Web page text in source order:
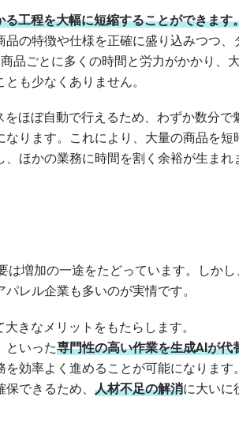
工程を大幅に短縮することができます
の特徴や仕様を正確に盛り込みつつ、
品ごとに多くの時間と労力がかかり、
も少なくありません。
ほぼ自動で行えるため、わずか数分で
ります。これにより、大量の商品を短
ほかの業務に時間を割く余裕が生まれ
は増加の一途をたどっています。しか
レル企業も多いのが実情です。
きなメリットをもたらします。
といった専門性の高い作業を生成AIが代
効率よく進めることが可能になります
できるため、 人材不足の解消に大いに